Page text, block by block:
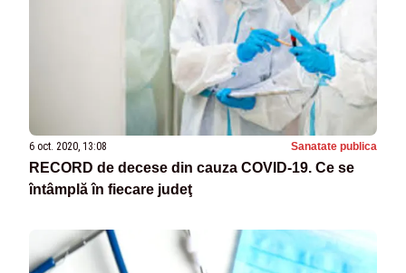
6 oct. 2020, 13:08 Sanatate publica
RECORD de decese din cauza COVID-19. Ce se
întâmplă în fiecare judeţ